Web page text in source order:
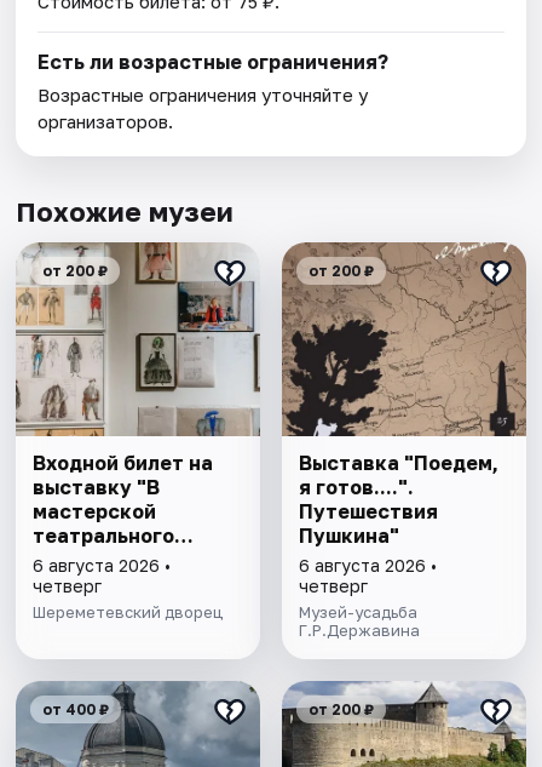
Есть ли возрастные ограничения?
Возрастные ограничения уточняйте у
организаторов.
Похожие музеи
от 200 ₽
Входной билет на
выставку "В
мастерской
театрального
художника"
6 августа 2026 •
четверг
Шереметевский дворец
от 200 ₽
Выставка "Поедем,
я готов....".
Путешествия
Пушкина"
6 августа 2026 •
четверг
Музей-усадьба
Г.Р.Державина
от 400 ₽ от 200 ₽